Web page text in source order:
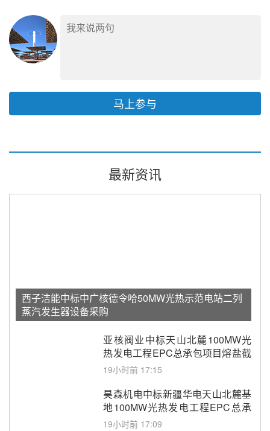
马上参与
最新资讯
西子洁能中标中广核德令哈50MW光热示范电站二列
蒸汽发生器设备采购
亚核阀业中标天山北麓100MW光
热发电工程EPC总承包项目熔盐截
止阀、熔盐三偏心蝶阀采购
19小时前 17:15
昊森机电中标新疆华电天山北麓基
地100MW光热发电工程EPC总承
包项目熔盐介质超声波流量计采购
19小时前 17:09